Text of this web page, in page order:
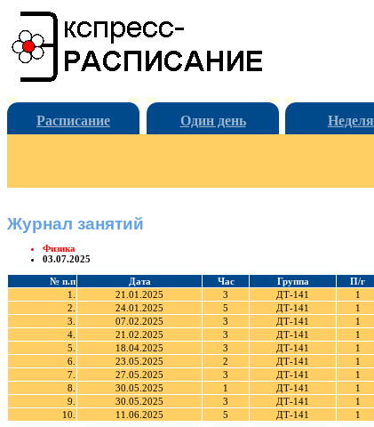
Расписание Один день Неделя
Журнал занятий
Физика
03.07.2025
№ п.п Дата Час Группа П/г
1.
21.01.2025 3 ДТ-141 1
2.
24.01.2025 5 ДТ-141 1
3.
07.02.2025 3 ДТ-141 1
4.
21.02.2025 3 ДТ-141 1
5.
18.04.2025 3 ДТ-141 1
6.
23.05.2025 2 ДТ-141 1
7.
27.05.2025 3 ДТ-141 1
8.
30.05.2025 1 ДТ-141 1
9.
30.05.2025 3 ДТ-141 1
10.
11.06.2025 5 ДТ-141 1